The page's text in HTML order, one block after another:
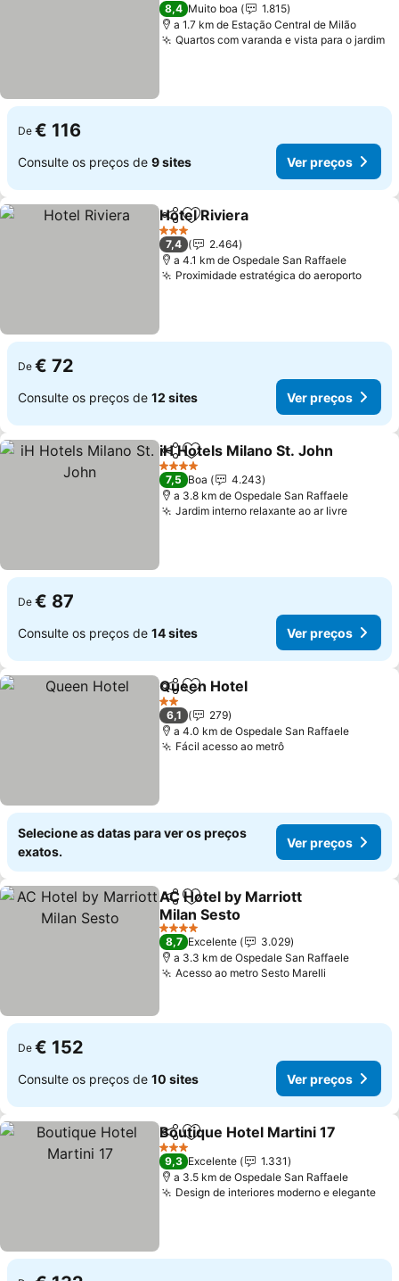
8,4 Muito boa
1.815
a 1.7 km de Estação Central de Milão
Quartos com varanda e vista para o jardim
De € 116
Consulte os preços de 9 sites Ver preços
PartilharAdicionar aos favoritos
Hotel Riviera
3 Estrelas
7,4
2.464
a 4.1 km de Ospedale San Raffaele
Proximidade estratégica do aeroporto
De € 72
Consulte os preços de 12 sites Ver preços
PartilharAdicionar aos favoritos
iH Hotels Milano St. John
4 Estrelas
7,5 Boa
4.243
a 3.8 km de Ospedale San Raffaele
Jardim interno relaxante ao ar livre
De € 87
Consulte os preços de 14 sites Ver preços
PartilharAdicionar aos favoritos
Queen Hotel
2 Estrelas
6,1
279
a 4.0 km de Ospedale San Raffaele
Fácil acesso ao metrô
Selecione as datas para ver os preços
exatos.
Ver preços
PartilharAdicionar aos favoritos
AC Hotel by Marriott
Milan Sesto
4 Estrelas
8,7 Excelente
3.029
a 3.3 km de Ospedale San Raffaele
Acesso ao metro Sesto Marelli
De € 152
Consulte os preços de 10 sites Ver preços
PartilharAdicionar aos favoritos
Boutique Hotel Martini 17
3 Estrelas
9,3 Excelente
1.331
a 3.5 km de Ospedale San Raffaele
Design de interiores moderno e elegante